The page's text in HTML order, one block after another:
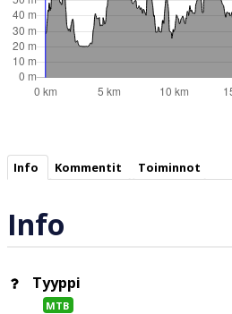
Info Kommentit Toiminnot
Info
Tyyppi
MTB